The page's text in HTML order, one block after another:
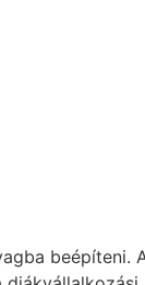
beépíteni.